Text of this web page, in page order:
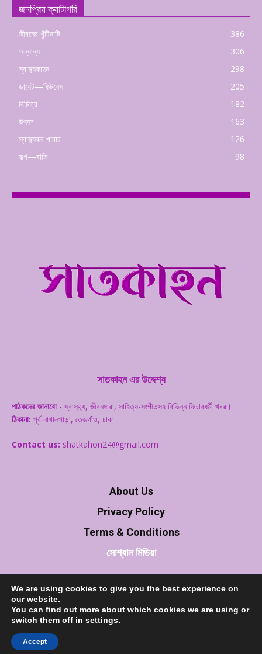
জনপ্রিয় ক্যাটাগরি
জীবনের খুঁটিনাটি
386
অন্যান্য
306
স্বাস্থ্যকাহন
298
ডায়েট—ফিটনেস
205
বিচিত্র
182
উৎসব
163
স্বাস্থ্যকর খাবার
126
রূপ—বাড়ি
98
সাতকাহন এর উদ্দেশ্য
পাঠকদের জানাবো - স্বাস্থ‌্য, জীবনধারা, সাহিত্য-সংগীতসহ বিভিন্ন ফিচারধর্মী খবর।
ঠিকানা: পূর্ব নাখালপাড়া, তেজগাঁও, ঢাকা
Contact us: shatkahon24@gmail.com
About Us
Privacy Policy
Terms & Conditions
সোশ্যাল মিডিয়া
© 2020 shatkahon24.com
We are using cookies to give you the best experience on
our website.
You can find out more about which cookies we are using or
switch them off in settings.
Accept